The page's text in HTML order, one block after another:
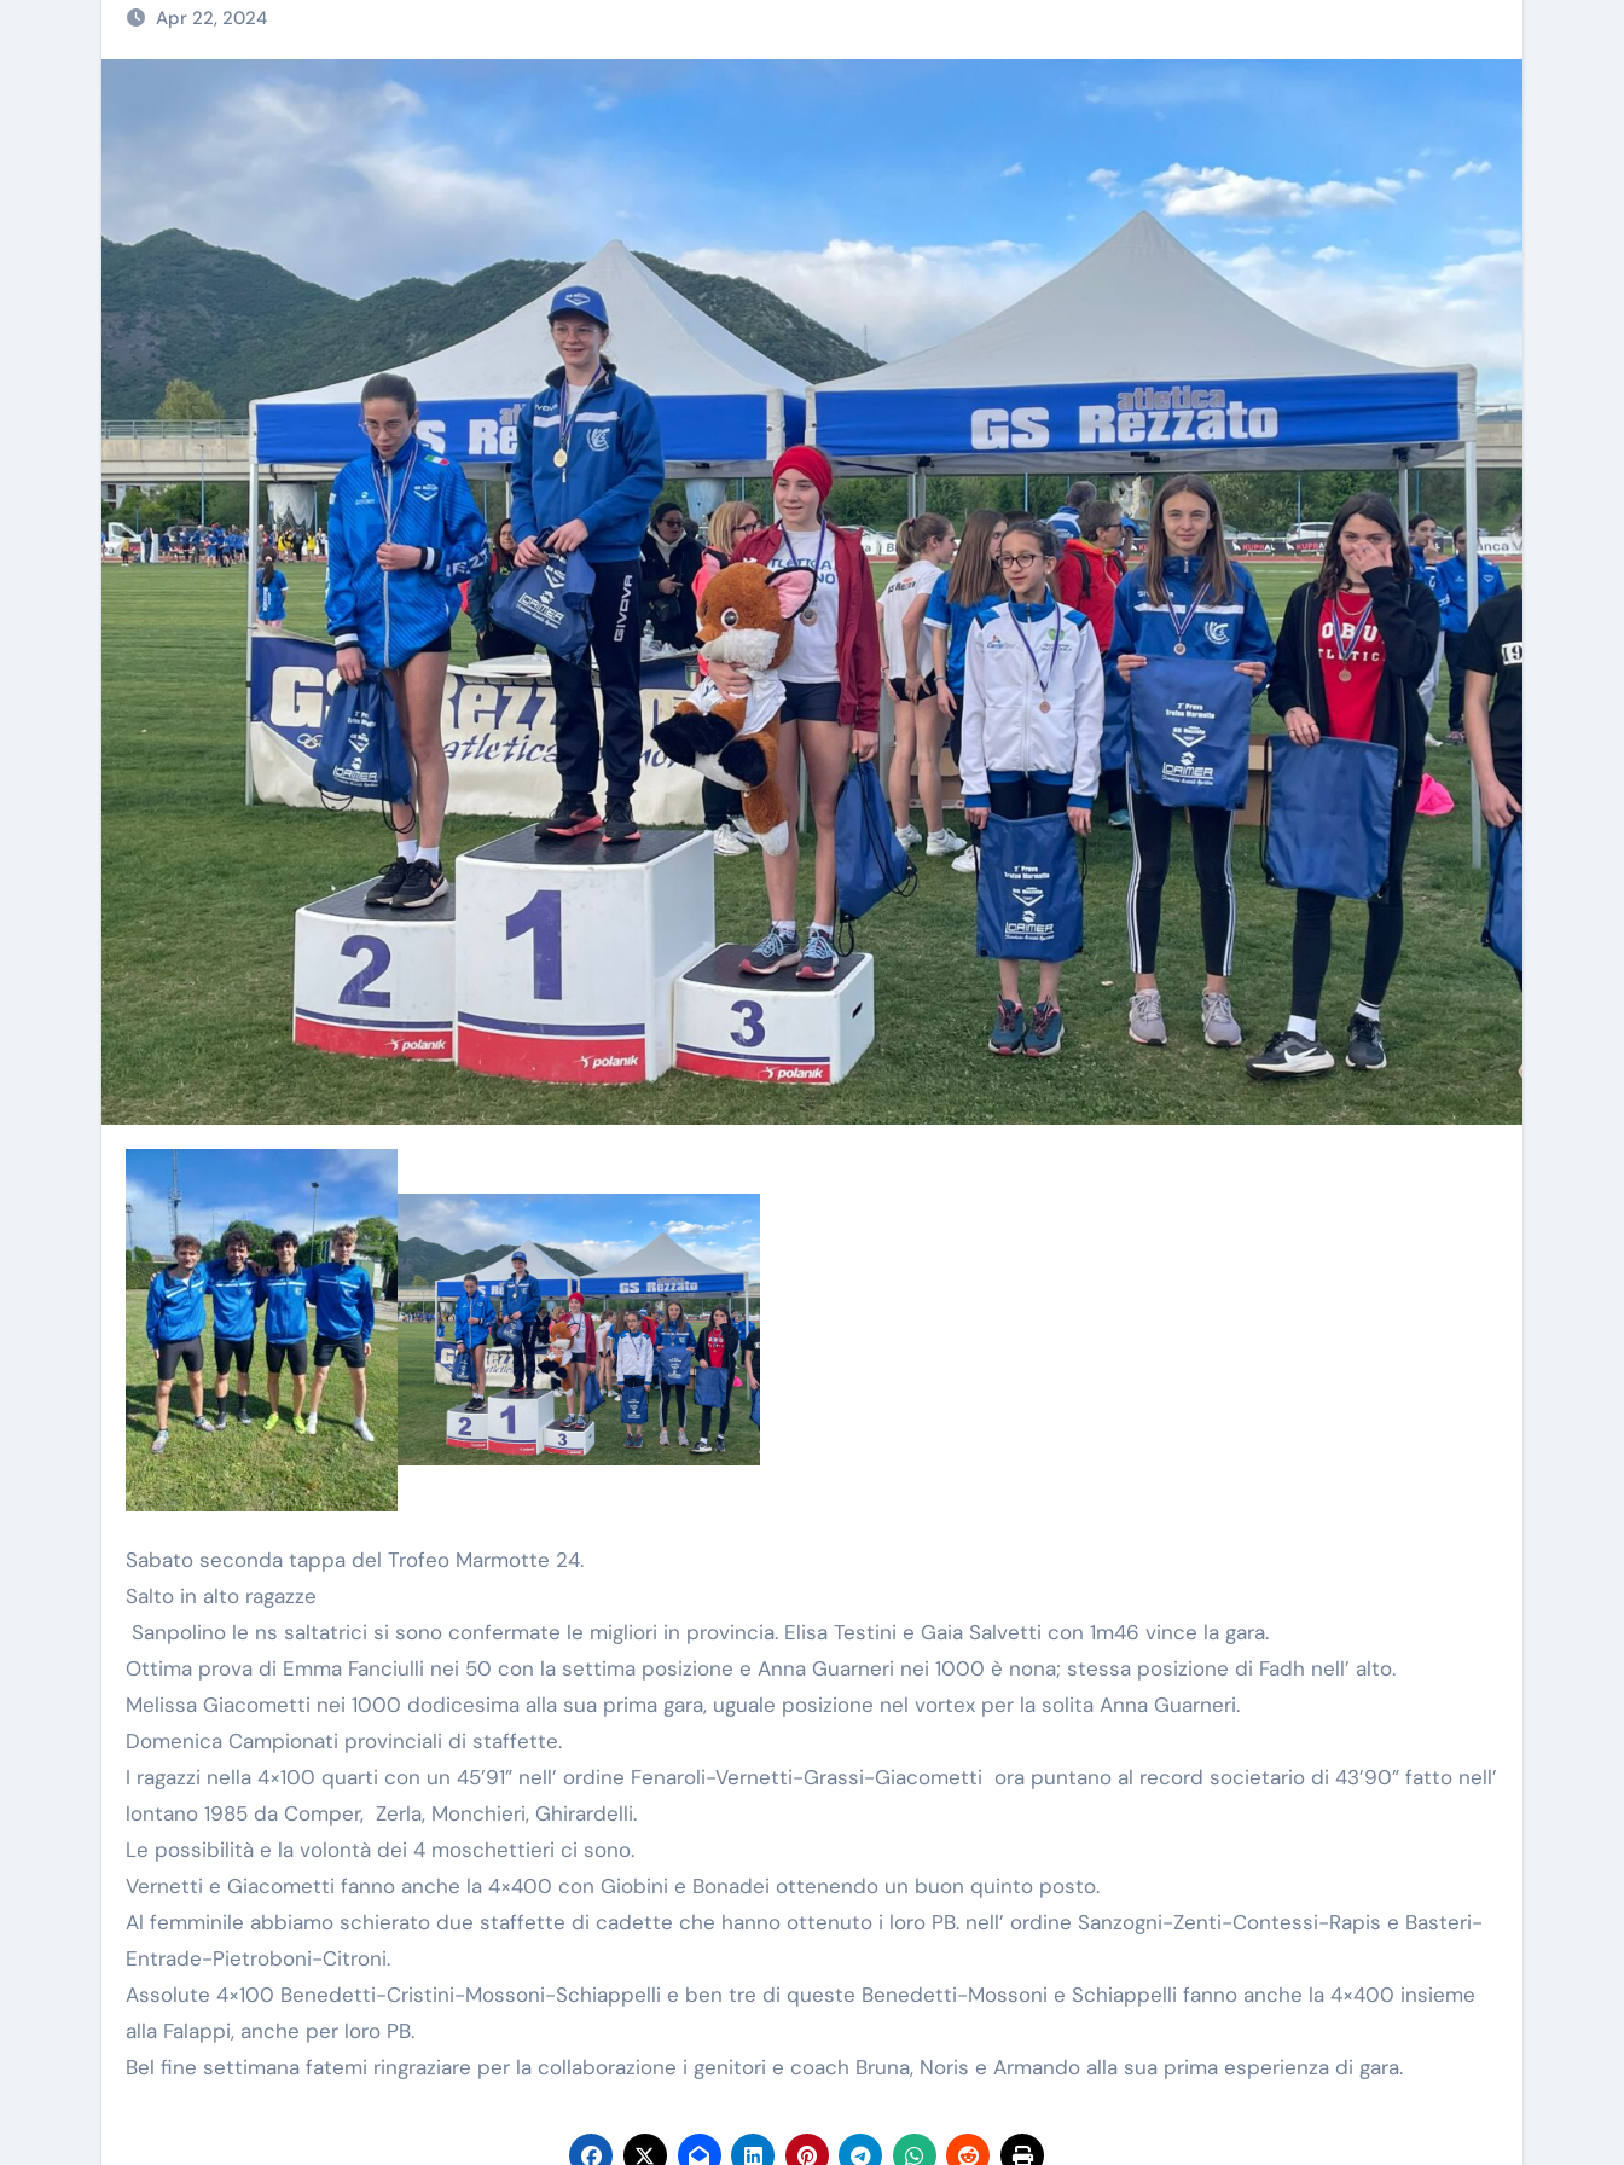
Apr 22, 2024
Sabato seconda tappa del Trofeo Marmotte 24.
Salto in alto ragazze
Sanpolino le ns saltatrici si sono confermate le migliori in provincia. Elisa Testini e Gaia Salvetti con 1m46 vince la gara.
Ottima prova di Emma Fanciulli nei 50 con la settima posizione e Anna Guarneri nei 1000 è nona; stessa posizione di Fadh nell’ alto.
Melissa Giacometti nei 1000 dodicesima alla sua prima gara, uguale posizione nel vortex per la solita Anna Guarneri.
Domenica Campionati provinciali di staffette.
I ragazzi nella 4×100 quarti con un 45’91” nell’ ordine Fenaroli-Vernetti-Grassi-Giacometti ora puntano al record societario di 43’90” fatto nell’
lontano 1985 da Comper, Zerla, Monchieri, Ghirardelli.
Le possibilità e la volontà dei 4 moschettieri ci sono.
Vernetti e Giacometti fanno anche la 4×400 con Giobini e Bonadei ottenendo un buon quinto posto.
Al femminile abbiamo schierato due staffette di cadette che hanno ottenuto i loro PB. nell’ ordine Sanzogni-Zenti-Contessi-Rapis e Basteri-
Entrade-Pietroboni-Citroni.
Assolute 4×100 Benedetti-Cristini-Mossoni-Schiappelli e ben tre di queste Benedetti-Mossoni e Schiappelli fanno anche la 4×400 insieme
alla Falappi, anche per loro PB.
Bel fine settimana fatemi ringraziare per la collaborazione i genitori e coach Bruna, Noris e Armando alla sua prima esperienza di gara.